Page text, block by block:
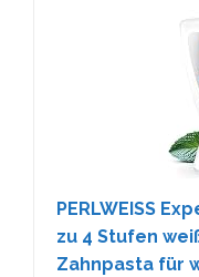
PERLWEISS
zu 4 Stufen
Zahnpasta für